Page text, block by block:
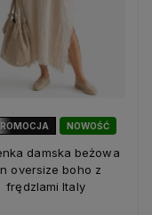
NOWOŚĆ
damska beżowa
oversize boho z
frędzlami Italy